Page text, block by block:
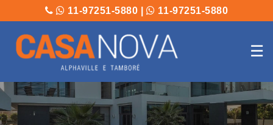
11-97251-5880 11-97251-5880
☰